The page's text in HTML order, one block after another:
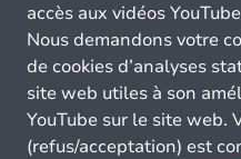
accès aux vidéos
Nous demandons votre
de cookies d’analyses
site web utiles à son
YouTube sur le site web.
(refus/acceptation) est